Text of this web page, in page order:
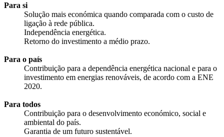
Para si
Solução mais económica quando comparada com o custo de
ligação à rede pública.
Independência energética.
Retorno do investimento a médio prazo.
Para o país
Contribuição para a dependência energética nacional e para o
investimento em energias renováveis, de acordo com a ENE
2020.
Para todos
Contribuição para o desenvolvimento económico, social e
ambiental do país.
Garantia de um futuro sustentável.